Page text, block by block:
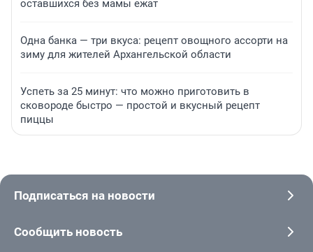
оставшихся без мамы ежат
Одна банка — три вкуса: рецепт овощного ассорти на
зиму для жителей Архангельской области
Успеть за 25 минут: что можно приготовить в
сковороде быстро — простой и вкусный рецепт
пиццы
Подписаться на новости
Сообщить новость